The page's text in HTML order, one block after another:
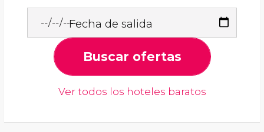
Fecha de salida
Buscar ofertas
Ver todos los hoteles baratos